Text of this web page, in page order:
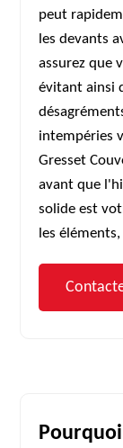
peut
les devants
assurez que
évitant ainsi
intempéries
Gresset
avant que
solide est
les